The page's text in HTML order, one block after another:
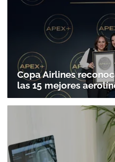
Copa Airlines
las 15 mejores